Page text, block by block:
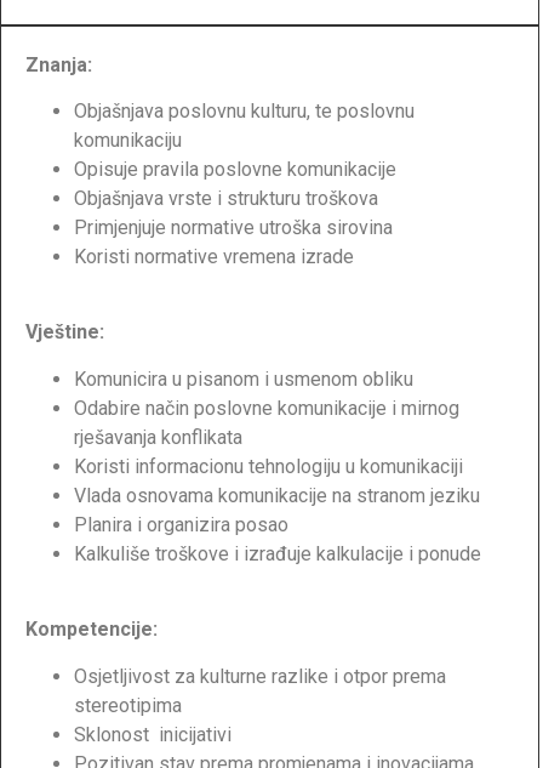
Znanja:
Objašnjava poslovnu kulturu, te poslovnu
komunikaciju
Opisuje pravila poslovne komunikacije
Objašnjava vrste i strukturu troškova
Primjenjuje normative utroška sirovina
Koristi normative vremena izrade
Vještine:
Komunicira u pisanom i usmenom obliku
Odabire način poslovne komunikacije i mirnog
rješavanja konflikata
Koristi informacionu tehnologiju u komunikaciji
Vlada osnovama komunikacije na stranom jeziku
Planira i organizira posao
Kalkuliše troškove i izrađuje kalkulacije i ponude
Kompetencije:
Osjetljivost za kulturne razlike i otpor prema
stereotipima
Sklonost inicijativi
Pozitivan stav prema promjenama i inovacijama